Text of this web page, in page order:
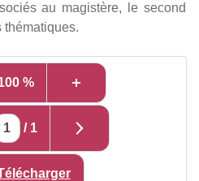
au magistère, le second
thématiques.
%
/ 1